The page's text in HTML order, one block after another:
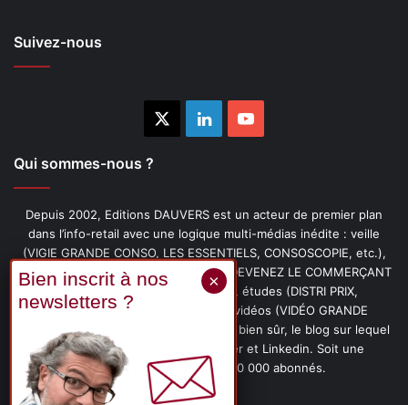
Suivez-nous
LinkedinYouTube
Qui sommes-nous ?
Depuis 2002, Editions DAUVERS est un acteur de premier plan
dans l’info-retail avec une logique multi-médias inédite : veille
(VIGIE GRANDE CONSO, LES ESSENTIELS, CONSOSCOPIE, etc.),
livres (PENSER-CLIENT, IMAGE-PRIX, DEVENEZ LE COMMERÇANT
PRÉFÉRÉ DE VOS CLIENTS, etc.), études (DISTRI PRIX,
PROMOFLASH, DRIVE INSIGHTS), vidéos (VIDÉO GRANDE
CONSO), podcasts (CAFÉ CONSO) et, bien sûr, le blog sur lequel
vous êtes, ainsi que les fils Twitter et Linkedin. Soit une
communauté de plus de 150 000 abonnés.